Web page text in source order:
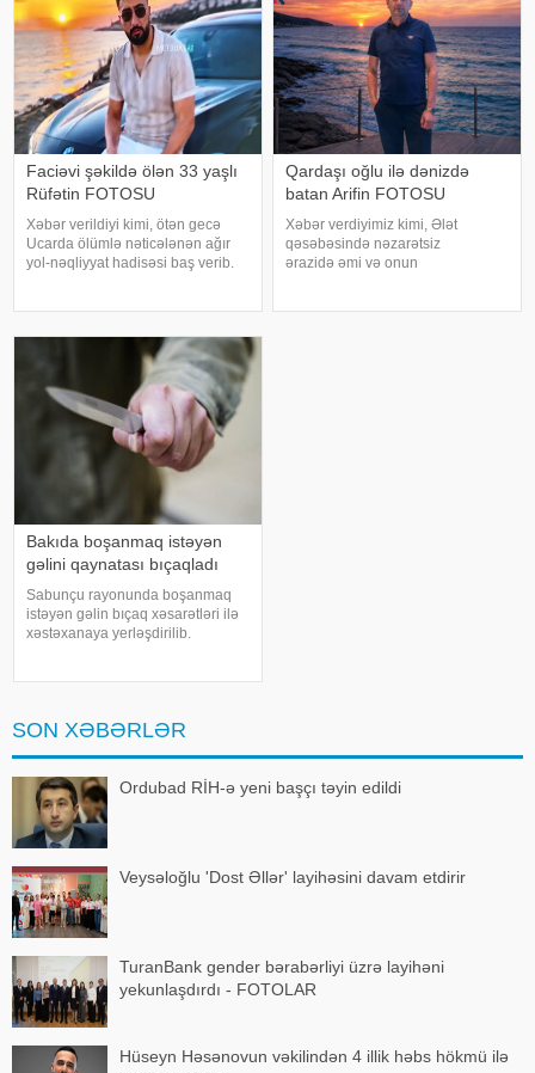
Faciəvi şəkildə ölən 33 yaşlı
Rüfətin FOTOSU
Xəbər verildiyi kimi, ötən gecə
Ucarda ölümlə nəticələnən ağır
yol-nəqliyyat hadisəsi baş verib.
qeydə alınıb. Belə ki, hərəkətdə
Qardaşı oğlu ilə dənizdə
batan Arifin FOTOSU
Xəbər verdiyimiz kimi, Ələt
qəsəbəsində nəzarətsiz
ərazidə əmi və onun
Bakıda boşanmaq istəyən
gəlini qaynatası bıçaqladı
Sabunçu rayonunda boşanmaq
istəyən gəlin bıçaq xəsarətləri ilə
xəstəxanaya yerləşdirilib.
SON XƏBƏRLƏR
Ordubad RİH-ə yeni başçı təyin edildi
Veysəloğlu 'Dost Əllər' layihəsini davam etdirir
TuranBank gender bərabərliyi üzrə layihəni
yekunlaşdırdı - FOTOLAR
Hüseyn Həsənovun vəkilindən 4 illik həbs hökmü ilə